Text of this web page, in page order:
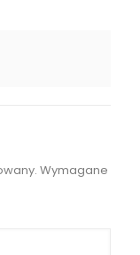
Wymagane